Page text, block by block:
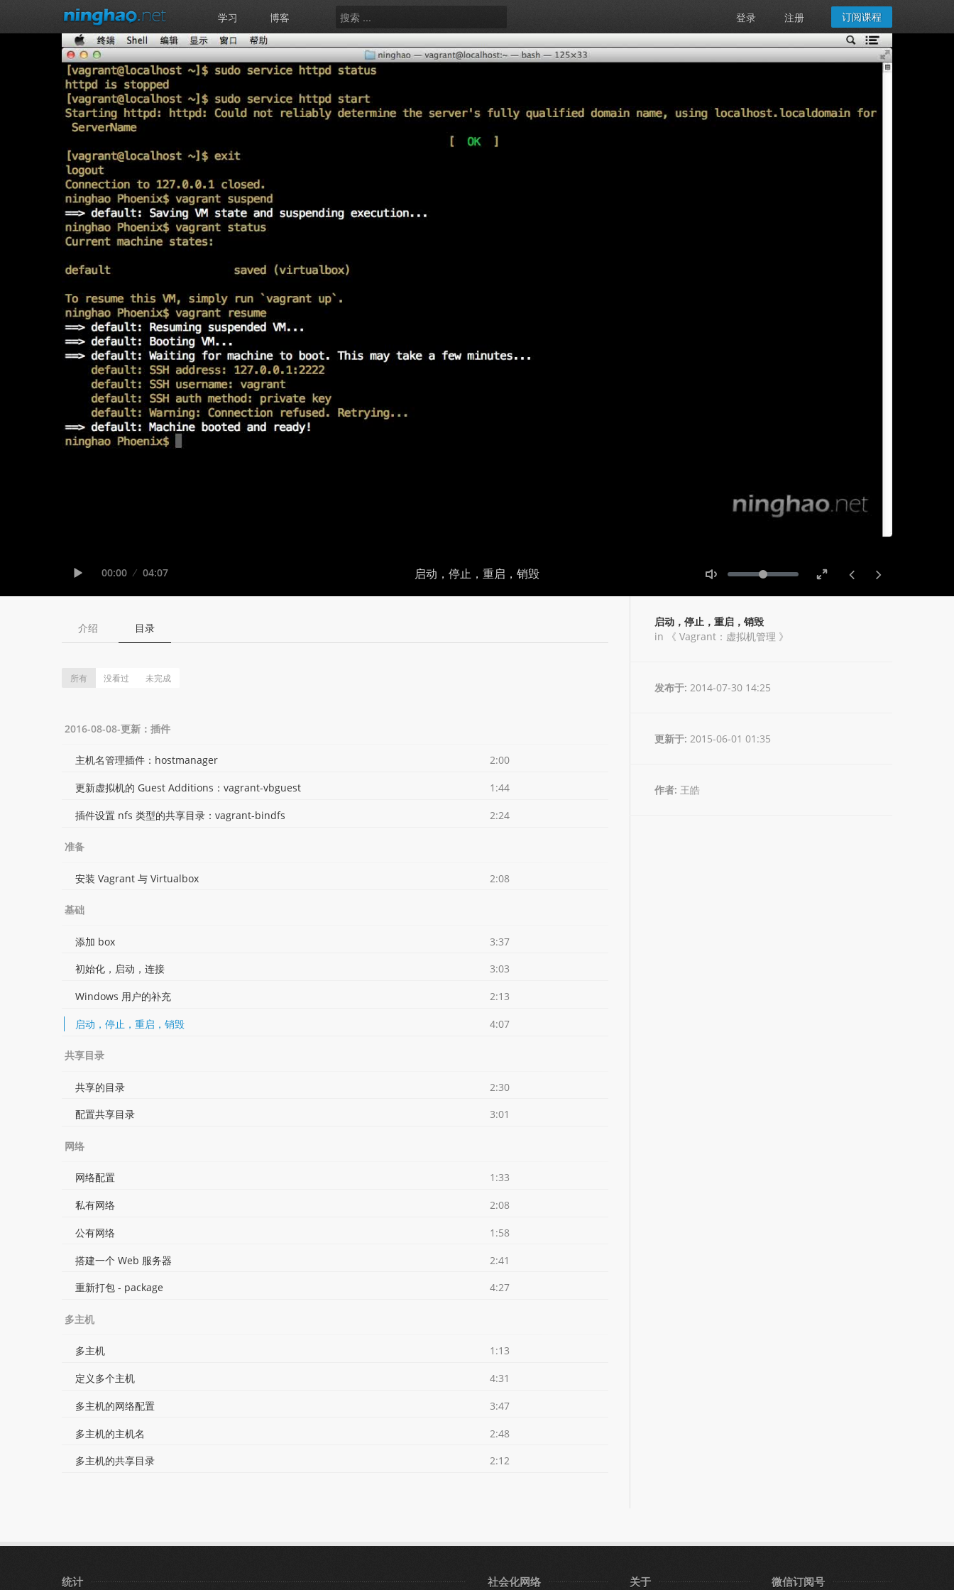
学习 博客 登录 注册 订阅课程
Current
00:00 Duration
04:07 启动，停止，重启，销毁
Volume
介绍 目录
所有 没看过 未完成
2016-08-08-更新：插件
主机名管理插件：hostmanager 2:00
更新虚拟机的 Guest Additions：vagrant-vbguest 1:44
插件设置 nfs 类型的共享目录：vagrant-bindfs 2:24
准备
安装 Vagrant 与 Virtualbox 2:08
基础
添加 box 3:37
初始化，启动，连接 3:03
Windows 用户的补充 2:13
启动，停止，重启，销毁 4:07
共享目录
共享的目录 2:30
配置共享目录 3:01
网络
网络配置 1:33
私有网络 2:08
公有网络 1:58
搭建一个 Web 服务器 2:41
重新打包 - package 4:27
多主机
多主机 1:13
定义多个主机 4:31
多主机的网络配置 3:47
多主机的主机名 2:48
多主机的共享目录 2:12
启动，停止，重启，销毁
in 《 Vagrant：虚拟机管理 》
发布于: 2014-07-30 14:25
更新于: 2015-06-01 01:35
作者: 王皓
统计 社会化网络 关于 微信订阅号